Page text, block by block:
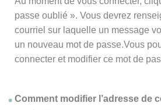
passe oublié ». Vous devrez
courriel sur laquelle un message
un nouveau mot de passe.Vous
connecter et modifier ce mot de
Comment modifier l’adresse de